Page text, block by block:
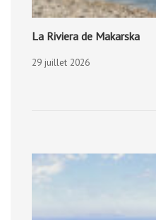
La Riviera de Makarska
29 juillet 2026